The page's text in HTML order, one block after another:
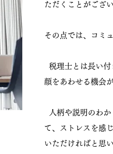
ただくことがござい
その点では、コミ
税理士とは長い付
顔をあわせる機会
人柄や説明のわか
て、ストレスを感
いただければと思い